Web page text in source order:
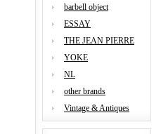
barbell object
ESSAY
THE JEAN PIERRE
YOKE
NL
other brands
Vintage & Antiques